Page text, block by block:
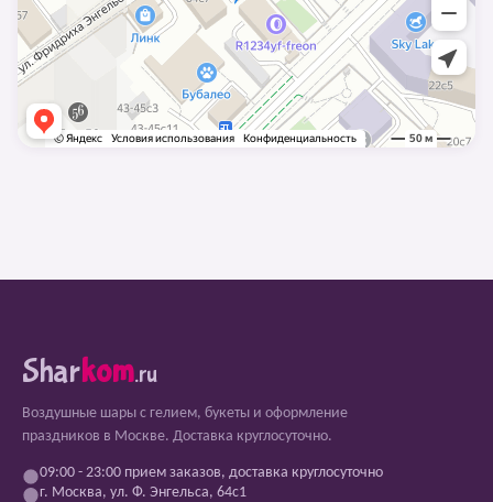
Sharkom.ru
Воздушные шары с гелием, букеты и оформление
праздников в Москве. Доставка круглосуточно.
09:00 - 23:00 прием заказов, доставка круглосуточно
г. Москва, ул. Ф. Энгельса, 64с1